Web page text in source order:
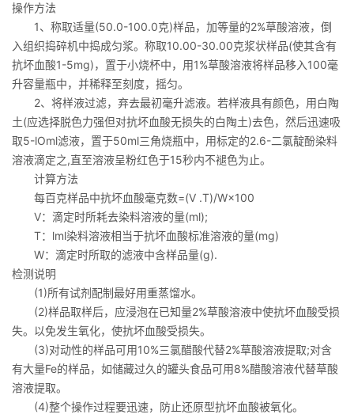
操作方法
1、称取适量(50.0-100.0克)样品，加等量的2%草酸溶液，倒
入组织捣碎机中捣成匀浆。称取10.00-30.00克浆状样品(使其含有
抗坏血酸1-5mg)，置于小烧杯中，用1%草酸溶液将样品移入100毫
升容量瓶中，并稀释至刻度，摇匀。
2、将样液过滤，弃去最初毫升滤液。若样液具有颜色，用白陶
土(应选择脱色力强但对抗坏血酸无损失的白陶土)去色，然后迅速吸
取5-lOml滤液，置于50ml三角烧瓶中，用标定的2.6-二氯靛酚染料
溶液滴定之,直至溶液呈粉红色于15秒内不褪色为止。
计算方法
每百克样品中抗坏血酸毫克数=(V .T)/W×100
V：滴定时所耗去染料溶液的量(ml);
T：lml染料溶液相当于抗坏血酸标准溶液的量(mg)
W：滴定时所取的滤液中含样品量(g).
检测说明
(1)所有试剂配制最好用重蒸馏水。
(2)样品取样后，应浸泡在已知量2%草酸溶液中使抗坏血酸受损
失。以免发生氧化，使抗坏血酸受损失。
(3)对动性的样品可用10%三氯醋酸代替2%草酸溶液提取;对含
有大量Fe的样品，如储藏过久的罐头食品可用8%醋酸溶液代替草酸
溶液提取。
(4)整个操作过程要迅速，防止还原型抗坏血酸被氧化。